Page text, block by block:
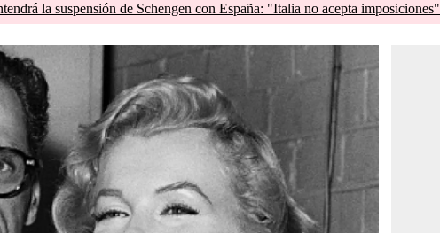
la suspensión de Schengen con España: "Italia no acepta imposiciones"